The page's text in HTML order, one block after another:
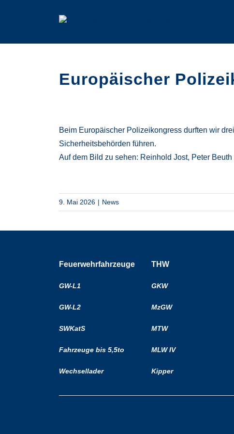
Europäischer
Beim Europäischer Polizeikongressdurften wir
Sicherheitsbehörden führen.
Auf dem Bild zu sehen: Reinhold Jost, Peter Beuth
9. Mai 2026 | News
Feuerwehrfahrzeuge
GW-L1
GW-L2
SWKatS
Fahrzeuge bis 5,5to
Wechsellader
THW
GKW
MzGW
MTW
MLW IV
Kipper